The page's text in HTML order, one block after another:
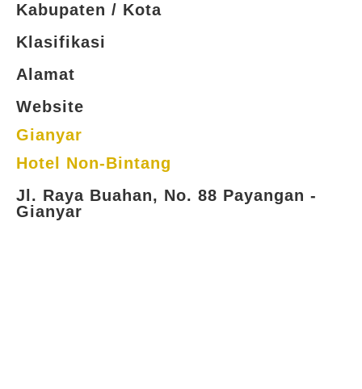
Kabupaten / Kota
Klasifikasi
Alamat
Website
Gianyar
Hotel Non-Bintang
Jl. Raya Buahan, No. 88 Payangan -
Gianyar